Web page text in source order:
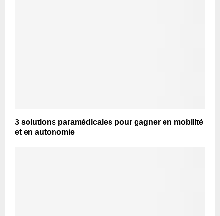
3 solutions paramédicales pour gagner en mobilité
et en autonomie